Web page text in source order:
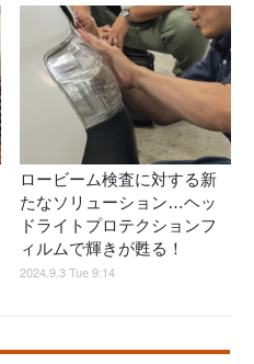
ロービーム検査に対する新
たなソリューション…ヘッ
ドライトプロテクションフ
ィルムで輝きが甦る！
2024.9.3 Tue 9:14